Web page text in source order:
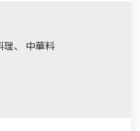
す。特別な記念日やお仲
ごしください。
理
中華料